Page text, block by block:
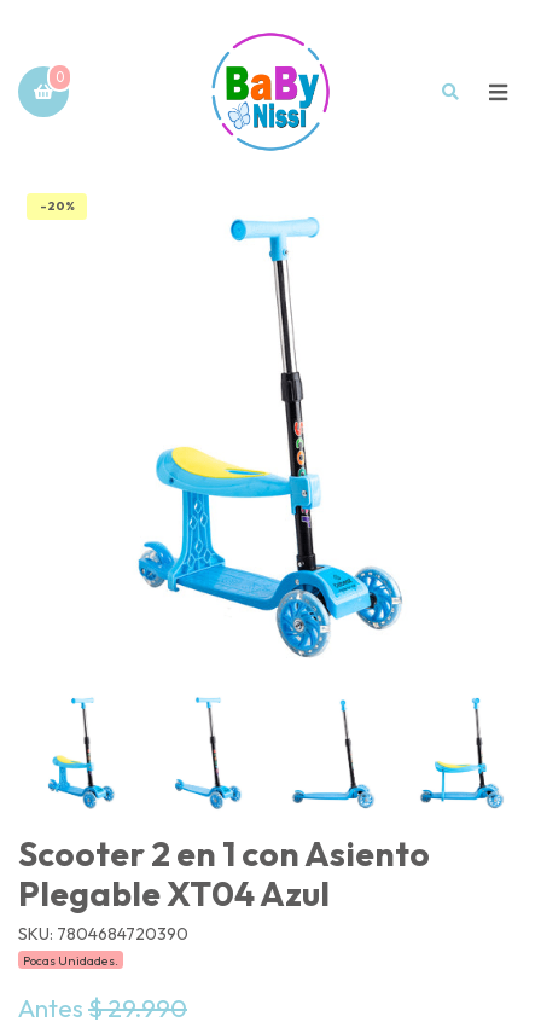
0
-20%
Scooter 2 en 1 con Asiento
Plegable XT04 Azul
SKU: 7804684720390
Pocas Unidades.
Antes$ 29.990